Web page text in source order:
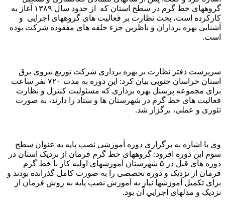
گروههای خط گرم در سطح استان که از حدود سال ۱۳۸۹ آغاز به
کارکرده است، بحث نظارت بر فعالیت های گروههای اجرایی و
آشنایی بهره برداران و ناظرین جزء حلقه های مفقوده شرکت بوده
است.
سرپرست دفتر نظارت بر بهره برداری شرکت توزیع نیروی برق
استان خراسان جنوبی بیان کرد: این دوره به مدت ۷۲۰ نفر ساعت
برای مجموعه پرسنل بهره برداری که مسئولیت کنترل و نظارت
فعالیت های خط گرم در شهرستان ها و ستاد را دارند، به صورت
تئوری و عملی، برگزار شد.
وی با اشاره به برگزاری دوره آموزشی نصب پایه به عنوان سطح
سوم این دوره افزود: گروههای خط گرم فرمان از نزدیک استان در
دوره های قبل در ۵ شهرستان آموزشهای اولیه کار با خط گرم
فرمان از نزدیک و دوره تخصصی را به صورت کامل گذرانده بودند و
برای تکميل آموزشها نياز به آموزش نصب پايه به روش فرمان از
نزديک و مدلهای اجرايي آن بود.